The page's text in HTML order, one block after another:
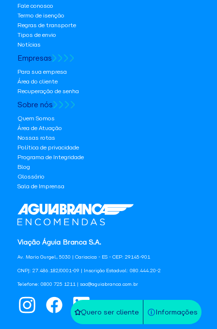
Quero ser cliente Informações
Viação Águia Branca S.A.
Av. Mario Gurgel, 5030 | Cariacica - ES - CEP: 29145-901
CNPJ: 27.486.182/0001-09 | Inscrição Estadual: 080.444.20-2
Telefone: 0800 725 1211 | sac@aguiabranca.com.br
Fale conosco
Termo de isenção
Regras de transporte
Tipos de envio
Notícias
Empresas
Para sua empresa
Área do cliente
Recuperação de senha
Sobre nós
Quem Somos
Área de Atuação
Nossas rotas
Política de privacidade
Programa de Integridade
Blog
Glossário
Sala de Imprensa